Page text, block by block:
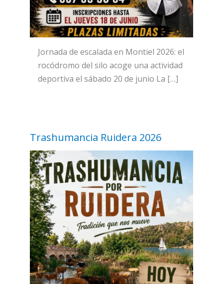
Jornada de escalada en Montiel 2026: el
rocódromo del silo acoge una actividad
deportiva el sábado 20 de junio La […]
Trashumancia Ruidera 2026